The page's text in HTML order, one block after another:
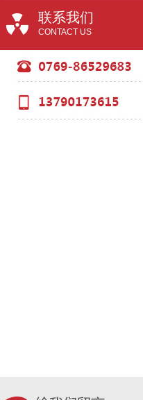
联系我们
CONTACT US